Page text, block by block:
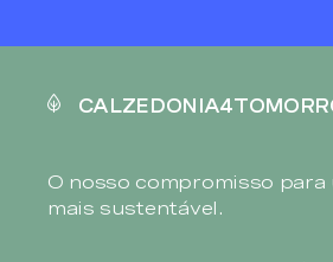
O nosso compromisso para
mais sustentável.